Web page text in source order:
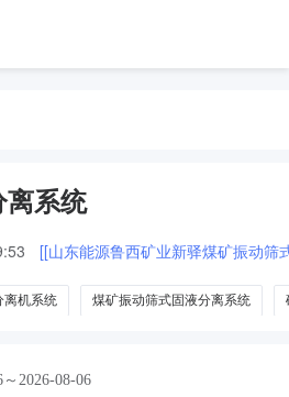
离系统
[[山东能源鲁西矿业新驿煤矿振动筛
离机系统 煤矿振动筛式固液分离系统
2026-08-06